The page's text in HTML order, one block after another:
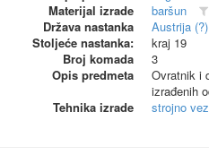
Materijal izrade
baršun
Država nastanka
Austrija (?)
Stoljeće nastanka:
kraj 19
Broj komada
3
Opis predmeta
Ovratnik i
izrađenih
Tehnika izrade
strojno